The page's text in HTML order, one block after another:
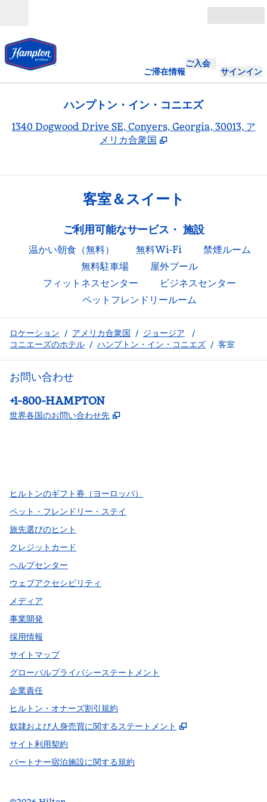
ご滞在情報
ご入会
サインイン
ハンプトン・イン・コニエズ
1340 Dogwood Drive SE, Conyers, Georgia, 30013, ア
メリカ合衆国
客室＆スイート
ご利用可能なサービス・ 施設
温かい朝食（無料） 無料Wi-Fi
禁煙ルーム
無料駐車場
屋外プール
フィットネスセンター
ビジネスセンター
ペットフレンドリールーム
ロケーション / アメリカ合衆国 / ジョージア
/
コニエーズのホテル / ハンプトン・イン・コニエズ / 客室
お問い合わせ
電話：
+1-800-HAMPTON
世界各国のお問い合わせ先 ,
ヒルトンのギフト券（ヨーロッパ）
ペット・フレンドリー・ステイ
旅先選びのヒント
クレジットカード
ヘルプセンター
ウェブアクセシビリティ
メディア
事業開発
採用情報
サイトマップ
グローバルプライバシーステートメント
企業責任
ヒルトン・オナーズ割引規約
奴隷および人身売買に関するステートメント
,
サイト利用契約
パートナー宿泊施設に関する規約